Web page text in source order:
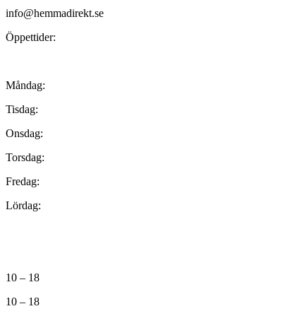
info@hemmadirekt.se
Öppettider:
Måndag:
Tisdag:
Onsdag:
Torsdag:
Fredag:
Lördag:
10 – 18
10 – 18